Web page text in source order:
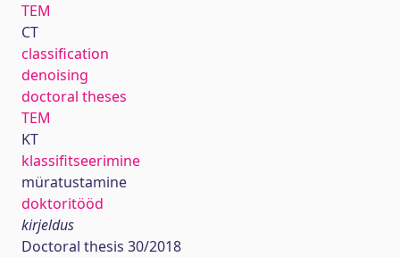
TEM
CT
classification
denoising
doctoral theses
TEM
KT
klassifitseerimine
müratustamine
doktoritööd
kirjeldus
Doctoral thesis 30/2018